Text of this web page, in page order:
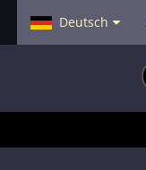
Hilfe
Deutsch